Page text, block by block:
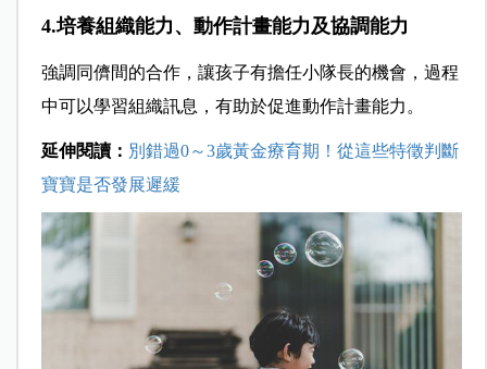
4.培養組織能力、動作計畫能力及協調能力
強調同儕間的合作，讓孩子有擔任小隊長的機會，過程
中可以學習組織訊息，有助於促進動作計畫能力。
延伸閱讀： 別錯過0～3歲黃金療育期！從這些特徵判斷
寶寶是否發展遲緩